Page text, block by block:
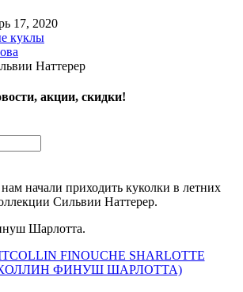
17, 2020
куклы
акции, скидки!
начали приходить куколки в летних
Сильвии Наттерер.
Шарлотта.
FINOUCHE SHARLOTTE
ФИНУШ ШАРЛОТТА)